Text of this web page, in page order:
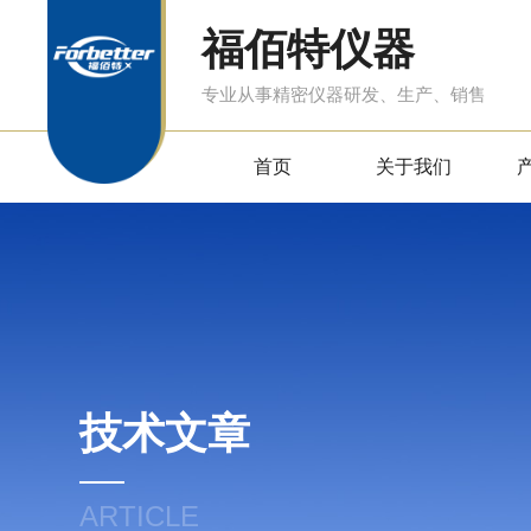
福佰特仪器
专业从事精密仪器研发、生产、销售
首页 关于我们
技术文章
ARTICLE